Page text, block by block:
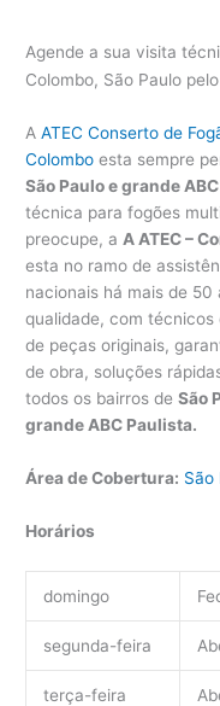
Agende a sua visita
Colombo, São Paulo
AATEC Conserto de
Colombo esta sempre
São Paulo e grande
técnica para fogões
preocupe, a A ATEC –
esta no ramo de
nacionais há mais de
qualidade, com
de peças originais,
de obra, soluções
todos os bairros deSão
grande ABC Paulista.
Área de Cobertura: São
Horários
domingo
segunda-feira
terça-feira